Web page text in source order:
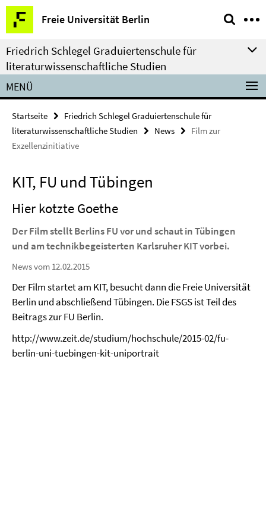
Springe
direkt
zu
Inhalt
Freie Universität Berlin
Service-
Navigation
Friedrich Schlegel Graduiertenschule für
literaturwissenschaftliche Studien
MENÜ
Startseite
Friedrich Schlegel Graduiertenschule für
literaturwissenschaftliche Studien
News
Film zur
Exzellenzinitiative
KIT, FU und Tübingen
Hier kotzte Goethe
Der Film stellt Berlins FU vor und schaut in Tübingen
und am technikbegeisterten Karlsruher KIT vorbei.
News vom 12.02.2015
Der Film startet am KIT, besucht dann die Freie Universität
Berlin und abschließend Tübingen. Die FSGS ist Teil des
Beitrags zur FU Berlin.
http://www.zeit.de/studium/hochschule/2015-02/fu-
berlin-uni-tuebingen-kit-uniportrait